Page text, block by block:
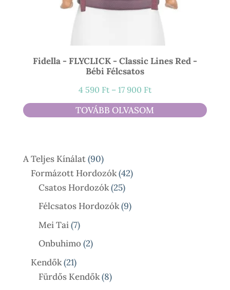
Fidella - FLYCLICK - Classic Lines Red -
Bébi Félcsatos
4 590 Ft – 17 900 FtÁrtartomány:
4
590 Ft
TOVÁBB OLVASOM
A Teljes Kínálat 9090
Termék
Formázott Hordozók 4242
Csatos Hordozók 2525
Termék
Félcsatos Hordozók 99
Mei Tai 77
Termék
Onbuhimo 22
Kendők 2121
Termék
Fürdős Kendők 88